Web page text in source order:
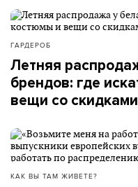
ГАРДЕРОБ
Летняя
брендов: где
вещи со
КАК ВЫ ТАМ ЖИВЕТЕ?